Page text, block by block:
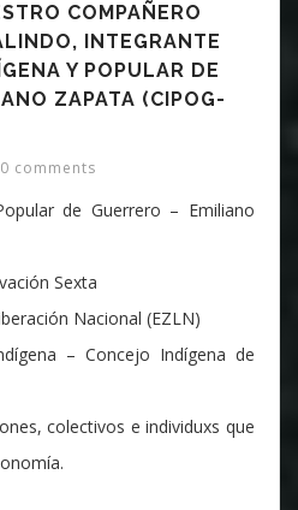
COMPAÑERO
INTEGRANTE
Y POPULAR DE
ZAPATA (CIPOG-
0 comments
de Guerrero – Emiliano
Sexta
Nacional (EZLN)
– Concejo Indígena de
colectivos e individuxs que